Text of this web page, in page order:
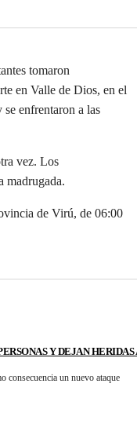
tomaron
en Valle de Dios, en el
enfrentaron a las
vez. Los
madrugada.
de Virú, de 06:00
Y DEJAN HERIDAS
consecuencia un nuevo ataque